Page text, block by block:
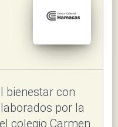
bienestar con
por la
colegio Carmen